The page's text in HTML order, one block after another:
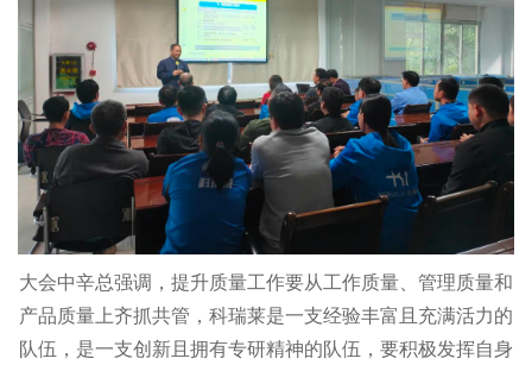
大会中辛总强调，提升质量工作要从工作质量、管理质量和
产品质量上齐抓共管，科瑞莱是一支经验丰富且充满活力的
队伍，是一支创新且拥有专研精神的队伍，要积极发挥自身